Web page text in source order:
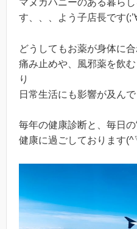
マヌカハニーのある暮ら
す、、、よう子店長です
どうしてもお薬が身体に合
痛み止めや、風邪薬を飲
り
日常生活にも影響が及ん
毎年の健康診断と、毎日の
健康に過ごしております(